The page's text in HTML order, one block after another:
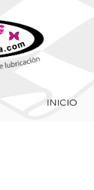
INICIO